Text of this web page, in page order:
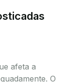
afeta a
O